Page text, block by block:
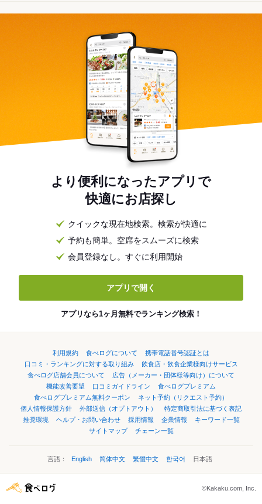
より便利になったアプリで
快適にお店探し
クイックな現在地検索。検索が快適に
予約も簡単。空席をスムーズに検索
会員登録なし。すぐに利用開始
アプリで開く
アプリなら1ヶ月無料でランキング検索！
利用規約 食べログについて
携帯電話番号認証とは
口コミ・ランキングに対する取り組み
飲食店・飲食企業様向けサービス
食べログ店舗会員について
広告（メーカー・団体様等向け）について
機能改善要望
口コミガイドライン
食べログプレミアム
食べログプレミアム無料クーポン
ネット予約（リクエスト予約）
個人情報保護方針
外部送信（オプトアウト）
特定商取引法に基づく表記
推奨環境
ヘルプ・お問い合わせ 採用情報 企業情報
キーワード一覧
サイトマップ
チェーン一覧
言語： English 简体中文 繁體中文 한국어 日本語
©Kakaku.com, Inc.